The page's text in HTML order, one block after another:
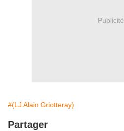
Publicité
#(LJ Alain Griotteray)
Partager